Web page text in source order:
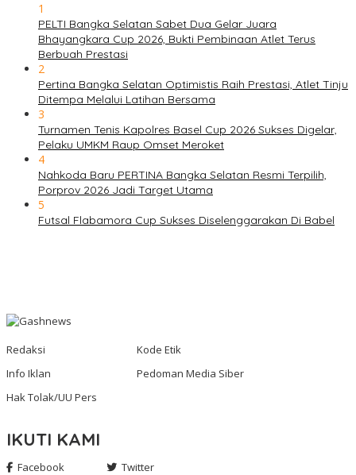
1
PELTI Bangka Selatan Sabet Dua Gelar Juara
Bhayangkara Cup 2026, Bukti Pembinaan Atlet Terus
Berbuah Prestasi
2
Pertina Bangka Selatan Optimistis Raih Prestasi, Atlet Tinju
Ditempa Melalui Latihan Bersama
3
Turnamen Tenis Kapolres Basel Cup 2026 Sukses Digelar,
Pelaku UMKM Raup Omset Meroket
4
Nahkoda Baru PERTINA Bangka Selatan Resmi Terpilih,
Porprov 2026 Jadi Target Utama
5
Futsal Flabamora Cup Sukses Diselenggarakan Di Babel
Redaksi
Kode Etik
Info Iklan
Pedoman Media Siber
Hak Tolak/UU Pers
IKUTI KAMI
Facebook Twitter